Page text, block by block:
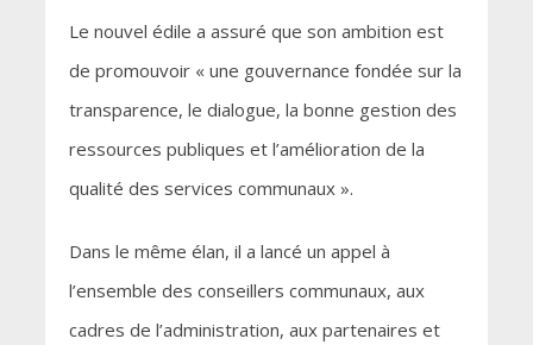
Le nouvel édile a assuré que son ambition est
de promouvoir « une gouvernance fondée sur la
transparence, le dialogue, la bonne gestion des
ressources publiques et l’amélioration de la
qualité des services communaux ».
Dans le même élan, il a lancé un appel à
l’ensemble des conseillers communaux, aux
cadres de l’administration, aux partenaires et